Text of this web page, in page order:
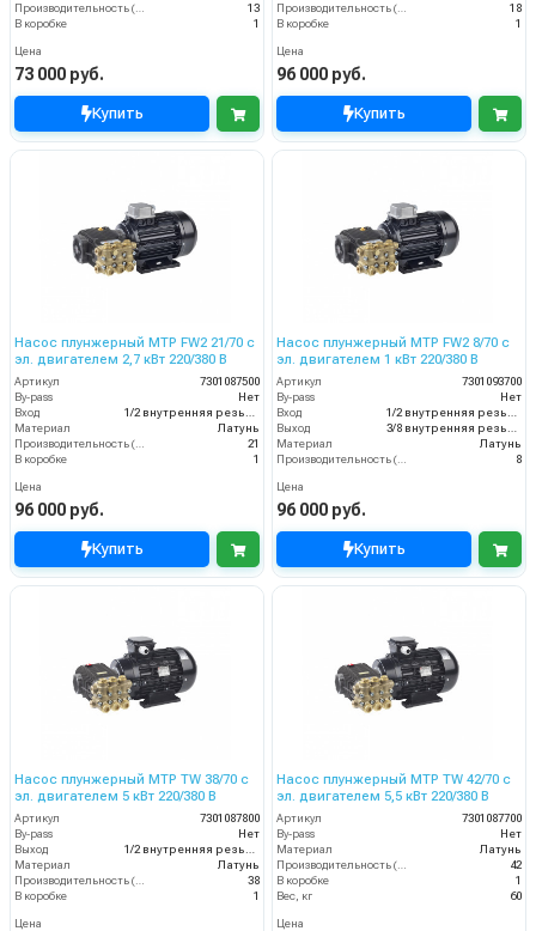
Производительность (л/мин)
13
В коробке
1
Цена
73 000 руб.
Купить
Производительность (л/мин)
18
В коробке
1
Цена
96 000 руб.
Купить
Насос плунжерный MTP FW2 21/70 с
эл. двигателем 2,7 кВт 220/380 В
Артикул
7301087500
By-pass
Нет
Вход
1/2 внутренняя резьба
Материал
Латунь
Производительность (л/мин)
21
В коробке
1
Цена
96 000 руб.
Купить
Насос плунжерный MTP FW2 8/70 с
эл. двигателем 1 кВт 220/380 В
Артикул
7301093700
By-pass
Нет
Вход
1/2 внутренняя резьба
Выход
3/8 внутренняя резьба
Материал
Латунь
Производительность (л/мин)
8
Цена
96 000 руб.
Купить
Насос плунжерный MTP TW 38/70 с
эл. двигателем 5 кВт 220/380 В
Артикул
7301087800
By-pass
Нет
Выход
Материал
Латунь
38
В коробке
1
Цена
Насос плунжерный MTP TW 42/70 с
эл. двигателем 5,5 кВт 220/380 В
Артикул
7301087700
By-pass
Нет
Материал
Латунь
42
В коробке
1
Вес, кг
60
Цена